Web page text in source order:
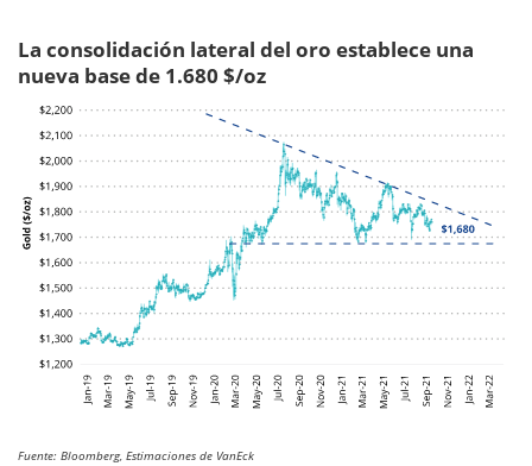
La consolidación lateral del oro establece una
nueva base de 1.680 $/oz
Fuente: Bloomberg, Estimaciones de VanEck